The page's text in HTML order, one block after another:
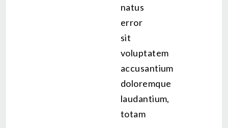
natus
error
sit
voluptatem
accusantium
doloremque
laudantium,
totam